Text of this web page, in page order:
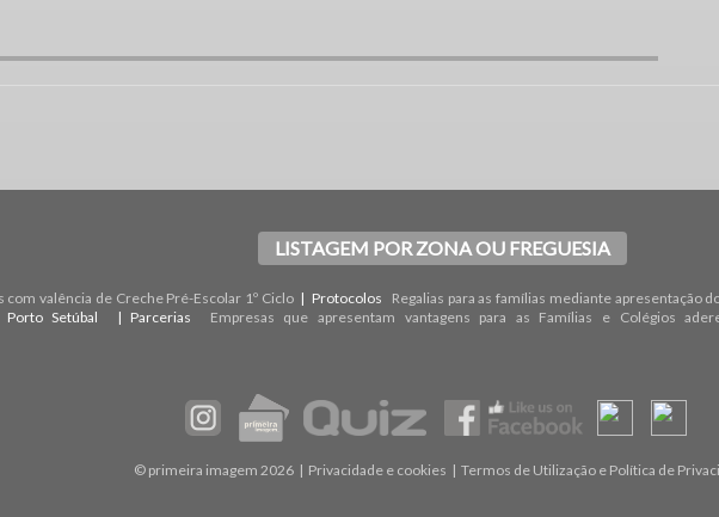
LISTAGEM POR ZONA OU FREGUESIA
valência de Creche Pré-Escolar 1º Ciclo| Protocolos Regalias para as famílias mediante apresentação
Porto Setúbal | Parcerias Empresas que apresentam vantagens para as Famílias e Colégios
© primeira imagem 2026 | Privacidade e cookies | Termos de Utilização e Política de